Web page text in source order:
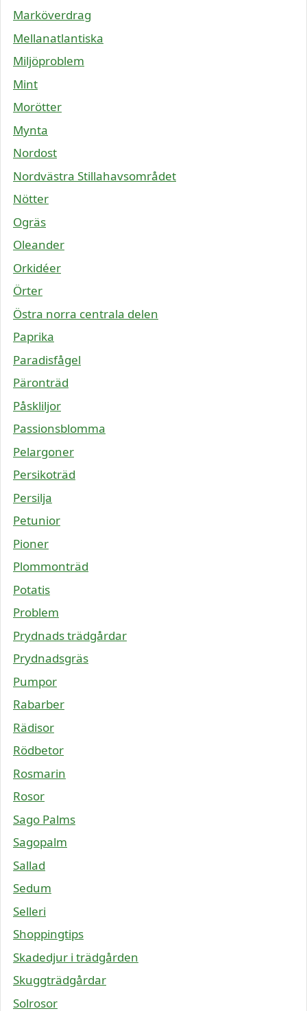
Marköverdrag
Mellanatlantiska
Miljöproblem
Mint
Morötter
Mynta
Nordost
Nordvästra Stillahavsområdet
Nötter
Ogräs
Oleander
Orkidéer
Örter
Östra norra centrala delen
Paprika
Paradisfågel
Päronträd
Påskliljor
Passionsblomma
Pelargoner
Persikoträd
Persilja
Petunior
Pioner
Plommonträd
Potatis
Problem
Prydnads trädgårdar
Prydnadsgräs
Pumpor
Rabarber
Rädisor
Rödbetor
Rosmarin
Rosor
Sago Palms
Sagopalm
Sallad
Sedum
Selleri
Shoppingtips
Skadedjur i trädgården
Skuggträdgårdar
Solrosor